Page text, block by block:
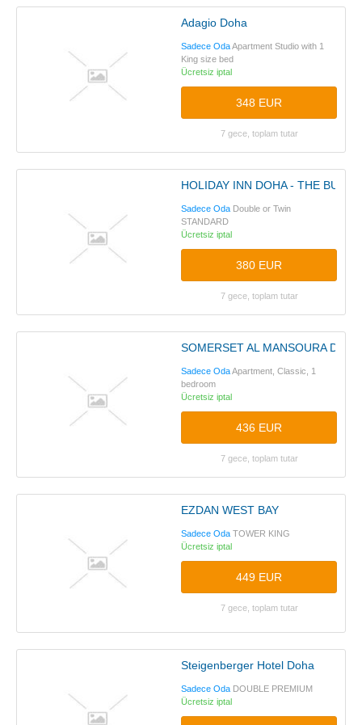
Adagio Doha
Sadece OdaApartment Studio with 1
King size bed
Ücretsiz iptal
348 EUR
7 gece, toplam tutar
HOLIDAY INN DOHA - THE
Sadece Oda Double or Twin
STANDARD
Ücretsiz iptal
380 EUR
7 gece, toplam tutar
SOMERSET AL MANSOURA DOHA
Sadece OdaApartment, Classic, 1
bedroom
Ücretsiz iptal
436 EUR
7 gece, toplam tutar
EZDAN WEST BAY
Sadece Oda TOWER KING
Ücretsiz iptal
449 EUR
7 gece, toplam tutar
Steigenberger Hotel Doha
Sadece Oda DOUBLE PREMIUM
Ücretsiz iptal